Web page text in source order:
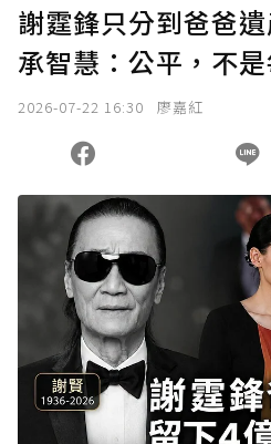
謝霆鋒只分到爸爸
承智慧：公平，不
2026-07-22 16:30 廖嘉紅